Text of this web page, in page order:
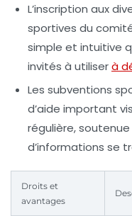
L’inscription aux
sportives du
simple et intuitive
invités à utiliserà
Les subventions
d’aide important
régulière,
d’informations se
Droits et
avantages